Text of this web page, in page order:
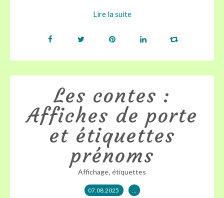
Lire la suite
Les contes :
Affiches de porte
et étiquettes
prénoms
Affichage, étiquettes
07.08.2025 …